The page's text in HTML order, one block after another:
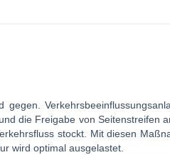
die Freigabe von Seitenstreifen
stockt. Mit diesen
wird optimal ausgelastet.